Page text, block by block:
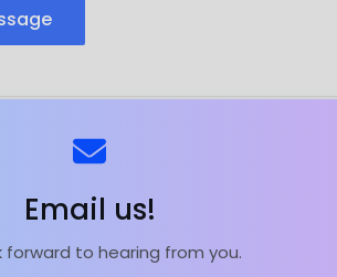
Email us!
forward to hearing from you.